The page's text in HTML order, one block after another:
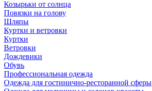
Козырьки от солнца
Повязки на голову
Шляпы
Куртки и ветровки
Куртки
Ветровки
Дождевики
Обувь
Профессиональная одежда
Одежда для гостинично-ресторанной сферы